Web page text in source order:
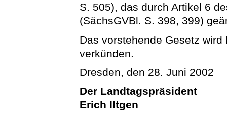
S. 505), das durch Artikel 6
(SächsGVBl. S. 398, 399)
Das vorstehende Gesetz
verkünden.
Dresden, den 28. Juni 2002
Der Landtagspräsident
Erich Iltgen